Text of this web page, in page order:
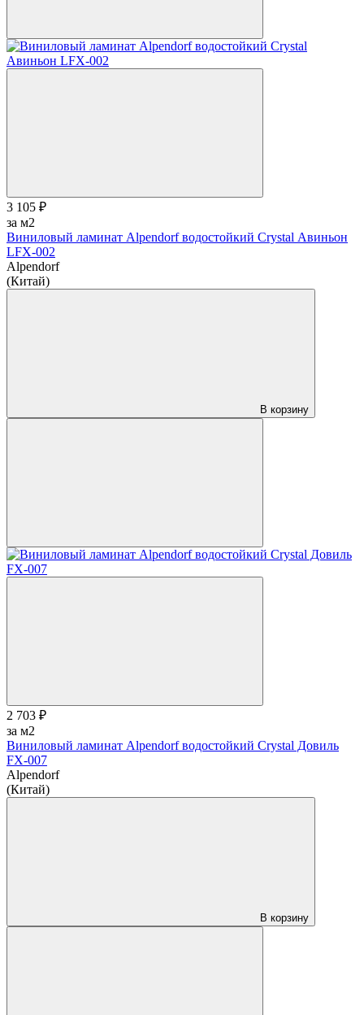
3 105 ₽
за м2
Виниловый ламинат Alpendorf водостойкий Crystal Авиньон
LFX-002
Alpendorf
(Китай)
В корзину
2 703 ₽
за м2
Виниловый ламинат Alpendorf водостойкий Crystal Довиль
FX-007
Alpendorf
(Китай)
В корзину